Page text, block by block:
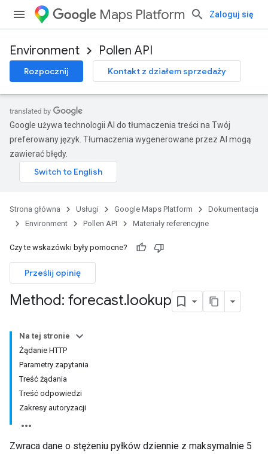
Maps Platform Zaloguj się
Environment Pollen API
Rozpocznij Kontakt z działem sprzedaży
Google używa technologii AI do tłumaczenia treści na Twój
preferowany język. Tłumaczenia wygenerowane przez AI mogą
zawierać błędy.
Strona główna Usługi Google Maps Platform
Dokumentacja
Environment
Pollen API Materiały referencyjne
Czy te wskazówki były pomocne?
Prześlij opinię
Method: forecast.lookup
Na tej stronie
Żądanie HTTP
Parametry zapytania
Treść żądania
Treść odpowiedzi
Zakresy autoryzacji
Zwraca dane o stężeniu pyłków dziennie z maksymalnie 5